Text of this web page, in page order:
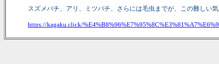
スズメバチ、アリ、ミツバチ、さらには毛虫までが、この難しい
https://kagaku.click/